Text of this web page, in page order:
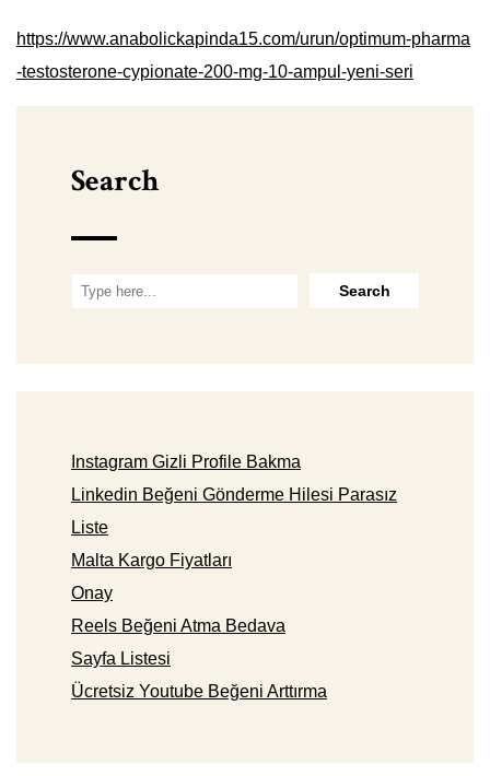
https://www.anabolickapinda15.com/urun/optimum-pharma
-testosterone-cypionate-200-mg-10-ampul-yeni-seri
Search
Instagram Gizli Profile Bakma
Linkedin Beğeni Gönderme Hilesi Parasız
Liste
Malta Kargo Fiyatları
Onay
Reels Beğeni Atma Bedava
Sayfa Listesi
Ücretsiz Youtube Beğeni Arttırma